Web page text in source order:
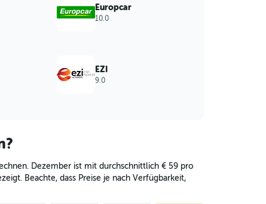
Europcar
10.0
EZI
9.0
Dezember ist mit durchschnittlich € 59 pro
Beachte, dass Preise je nach Verfügbarkeit,